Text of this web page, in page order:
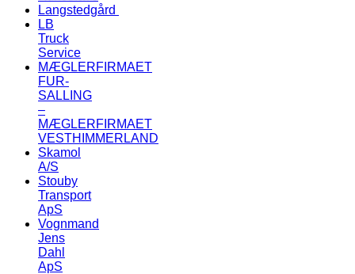
Langstedgård
LB
Truck
Service
MÆGLERFIRMAET
FUR-
SALLING
–
MÆGLERFIRMAET
VESTHIMMERLAND
Skamol
A/S
Stouby
Transport
ApS
Vognmand
Jens
Dahl
ApS